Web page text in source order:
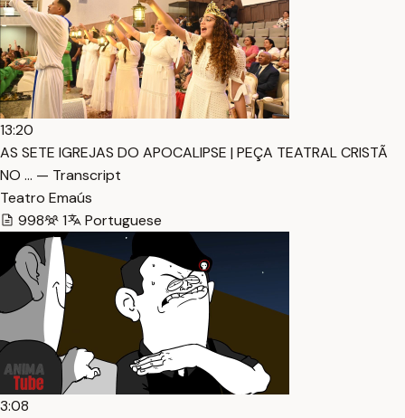
13:20
AS SETE IGREJAS DO APOCALIPSE | PEÇA TEATRAL CRISTÃ
NO … — Transcript
Teatro Emaús
998
1 Portuguese
3:08